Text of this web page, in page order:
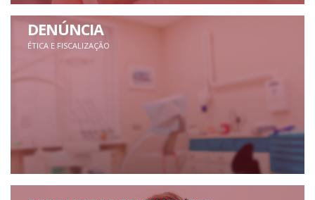
DENÚNCIA
ÉTICA E FISCALIZAÇÃO